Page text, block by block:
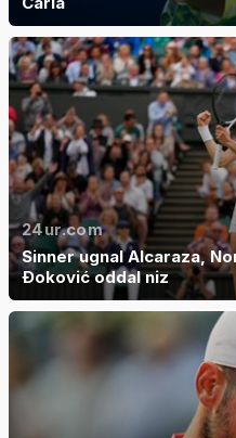
24ur.com
Sinner ugnal Alcaraza,
Đoković oddal niz